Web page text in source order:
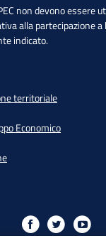
non devono essere
alla partecipazione a
indicato.
territoriale
Economico